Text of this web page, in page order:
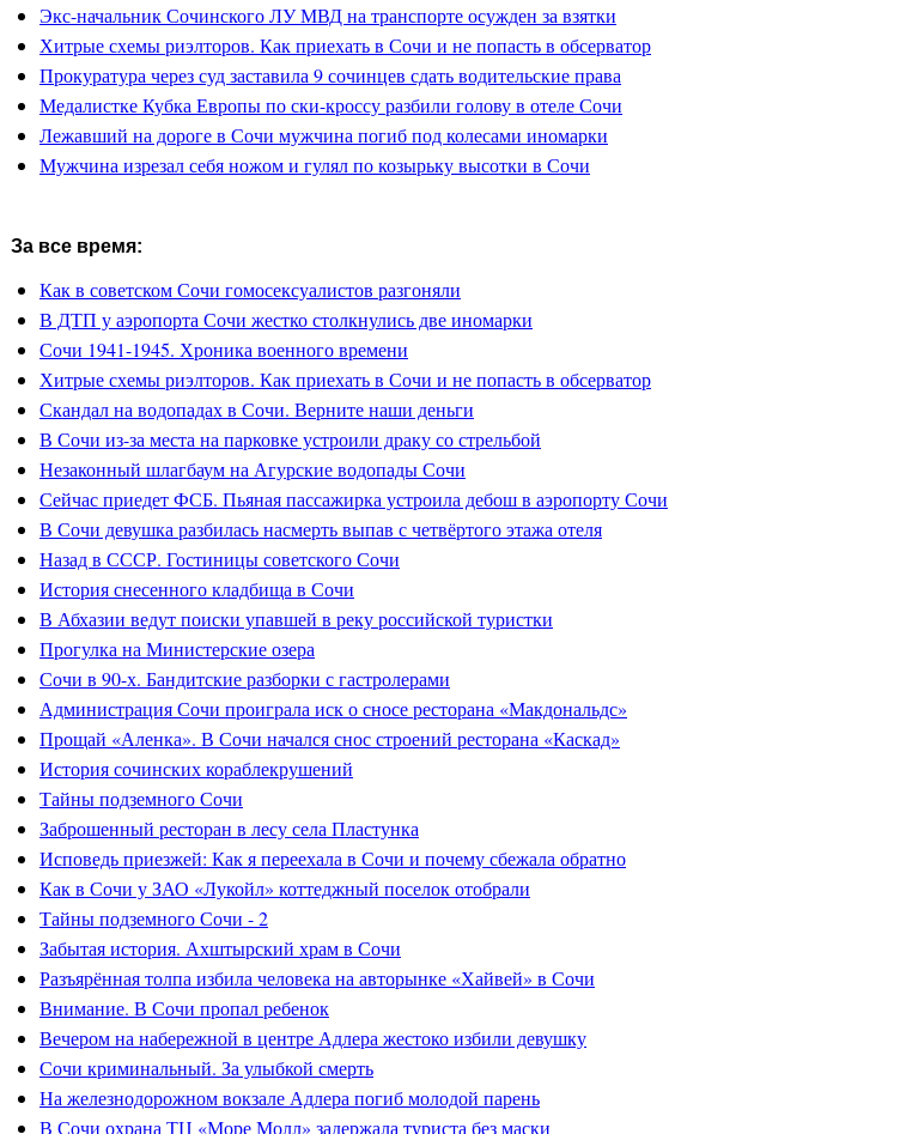
Экс-начальник Сочинского ЛУ МВД на транспорте осужден за взятки
Хитрые схемы риэлторов. Как приехать в Сочи и не попасть в обсерватор
Прокуратура через суд заставила 9 сочинцев сдать водительские права
Медалистке Кубка Европы по ски-кроссу разбили голову в отеле Сочи
Лежавший на дороге в Сочи мужчина погиб под колесами иномарки
Мужчина изрезал себя ножом и гулял по козырьку высотки в Сочи
За все время:
Как в советском Сочи гомосексуалистов разгоняли
В ДТП у аэропорта Сочи жестко столкнулись две иномарки
Сочи 1941-1945. Хроника военного времени
Хитрые схемы риэлторов. Как приехать в Сочи и не попасть в обсерватор
Скандал на водопадах в Сочи. Верните наши деньги
В Сочи из-за места на парковке устроили драку со стрельбой
Незаконный шлагбаум на Агурские водопады Сочи
Сейчас приедет ФСБ. Пьяная пассажирка устроила дебош в аэропорту Сочи
В Сочи девушка разбилась насмерть выпав с четвёртого этажа отеля
Назад в СССР. Гостиницы советского Сочи
История снесенного кладбища в Сочи
В Абхазии ведут поиски упавшей в реку российской туристки
Прогулка на Министерские озера
Сочи в 90-х. Бандитские разборки с гастролерами
Администрация Сочи проиграла иск о сносе ресторана «Макдональдс»
Прощай «Аленка». В Сочи начался снос строений ресторана «Каскад»
История сочинских кораблекрушений
Тайны подземного Сочи
Заброшенный ресторан в лесу села Пластунка
Исповедь приезжей: Как я переехала в Сочи и почему сбежала обратно
Как в Сочи у ЗАО «Лукойл» коттеджный поселок отобрали
Тайны подземного Сочи - 2
Забытая история. Ахштырский храм в Сочи
Разъярённая толпа избила человека на авторынке «Хайвей» в Сочи
Внимание. В Сочи пропал ребенок
Вечером на набережной в центре Адлера жестоко избили девушку
Сочи криминальный. За улыбкой смерть
На железнодорожном вокзале Адлера погиб молодой парень
В Сочи охрана ТЦ «Море Молл» задержала туриста без маски